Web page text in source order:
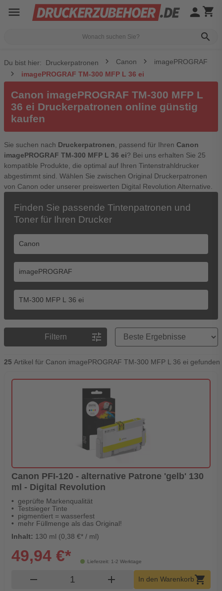
menu
search
person shopping_cart
Du bist hier: Druckerpatronen Canon
imagePROGRAF
imagePROGRAF TM-300 MFP L 36 ei
Canon imagePROGRAF TM-300 MFP L
36 ei Druckerpatronen online günstig
kaufen
Sie suchen nach Druckerpatronen, passend für Ihren Canon
imagePROGRAF TM-300 MFP L 36 ei? Bei uns erhalten Sie 25
kompatible Produkte, die optimal auf Ihren Tintenstrahldrucker
abgestimmt sind. Wählen Sie zwischen Original Druckerpatronen
von Canon oder unserer preiswerten Digital Revolution Alternative.
Finden Sie passende Tintenpatronen und
Toner für Ihren Drucker
Filtern tune
Preisreihenfolge
25 Artikel für Canon imagePROGRAF TM-300 MFP L 36 ei gefunden
Canon PFI-120 - alternative Patrone 'gelb' 130
ml - Digital Revolution
geprüfte Markenqualität
Testsieger Tinte
pigmentiert = wasserfest
mehr Füllmenge als das Original!
Inhalt: 130 ml (0,38 €* / ml)
Lieferzeit: 1-2 Werktage
49,94 €*
remove Produkt Warenkorb Menge
add In den Warenkorbshopping_cart